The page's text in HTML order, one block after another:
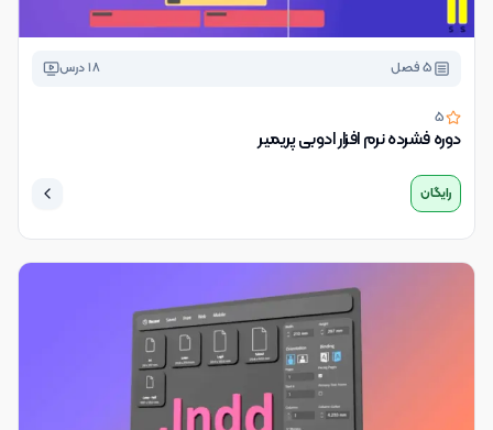
5فصل 18درس
5
دوره فشرده نرم افزار ادوبی پریمیر
رایگان